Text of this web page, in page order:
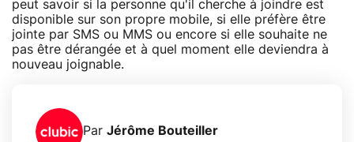
peut savoir si la personne qu'il cherche à joindre est
disponible sur son propre mobile, si elle préfère être
jointe par SMS ou MMS ou encore si elle souhaite ne
pas être dérangée et à quel moment elle deviendra à
nouveau joignable.
Par Jérôme Bouteiller